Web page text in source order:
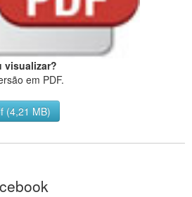
visualizar?
em PDF.
(4,21 MB)